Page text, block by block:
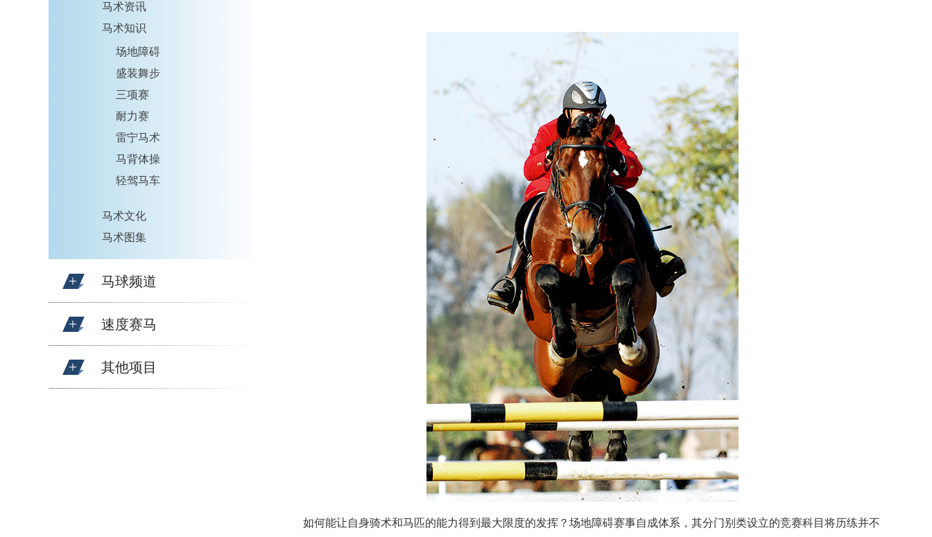
马术资讯
马术知识
场地障碍
盛装舞步
三项赛
耐力赛
雷宁马术
马背体操
轻驾马车
马术文化
马术图集
马球频道
速度赛马
其他项目
如何能让自身骑术和马匹的能力得到最大限度的发挥？场地障碍赛事自成体系，其分门别类设立的竞赛科目将历练并不